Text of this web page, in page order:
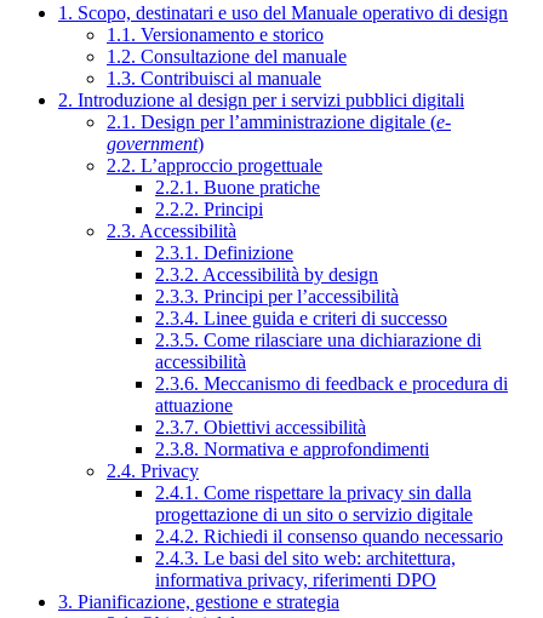
1. Scopo, destinatari e uso del Manuale operativo di design
1.1. Versionamento e storico
1.2. Consultazione del manuale
1.3. Contribuisci al manuale
2. Introduzione al design per i servizi pubblici digitali
2.1. Design per l’amministrazione digitale (e-
government)
2.2. L’approccio progettuale
2.2.1. Buone pratiche
2.2.2. Principi
2.3. Accessibilità
2.3.1. Definizione
2.3.2. Accessibilità by design
2.3.3. Principi per l’accessibilità
2.3.4. Linee guida e criteri di successo
2.3.5. Come rilasciare una dichiarazione di
accessibilità
2.3.6. Meccanismo di feedback e procedura di
attuazione
2.3.7. Obiettivi accessibilità
2.3.8. Normativa e approfondimenti
2.4. Privacy
2.4.1. Come rispettare la privacy sin dalla
progettazione di un sito o servizio digitale
2.4.2. Richiedi il consenso quando necessario
2.4.3. Le basi del sito web: architettura,
informativa privacy, riferimenti DPO
3. Pianificazione, gestione e strategia